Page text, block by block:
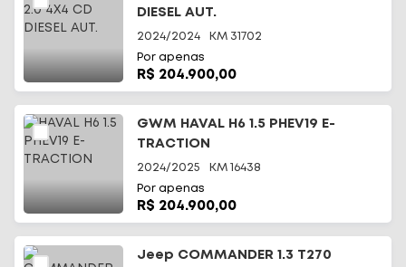
DIESEL AUT.
2024/2024 KM 31702
Por apenas
R$ 204.900,00
GWM HAVAL H6 1.5 PHEV19 E-
TRACTION
2024/2025 KM 16438
Por apenas
R$ 204.900,00
Jeep COMMANDER 1.3 T270